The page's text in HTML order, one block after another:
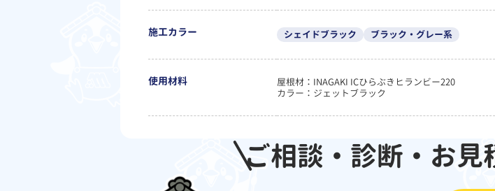
施工カラー シェイドブラック ブラック・グレー系
使用材料
屋根材：INAGAKI ICひらぶきヒランビー220
カラー：ジェットブラック
ご相談・診断・お見